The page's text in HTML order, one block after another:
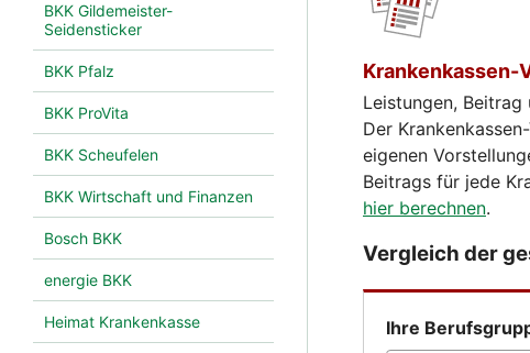
BKK Gildemeister-
Seidensticker
BKK Pfalz
BKK ProVita
BKK Scheufelen
BKK Wirtschaft und Finanzen
Bosch BKK
energie BKK
Heimat Krankenkasse
Krankenkassen-
Leistungen,
Der
eigenen
Beitrags für jede
hier berechnen.
Vergleich der
Ihre